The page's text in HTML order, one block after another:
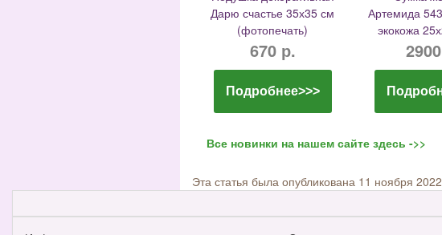
Дарю счастье 35х35 см
(фотопечать)
670 р.
Подробнее>>>
Артемида
экокожа
Все новинки на нашем сайте здесь ->>
Эта статья была опубликована 11 ноября